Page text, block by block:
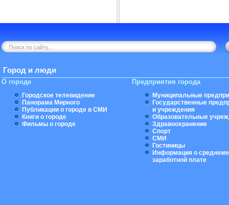
Город и люди
О городе
Городское телевидение
Панорама Мирного
Публикации о городе в СМИ
Книги о городе
Фильмы о городе
Предприятия города
Муниципальные
Государственные
и учреждения
Образовательные
Здравоохранение
Спорт
СМИ
Гостиницы
Информация о
заработной плате